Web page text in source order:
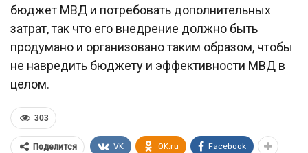
бюджет МВД и потребовать дополнительных
затрат, так что его внедрение должно быть
продумано и организовано таким образом, чтобы
не навредить бюджету и эффективности МВД в
целом.
303
Поделится VK OK.ru Facebook